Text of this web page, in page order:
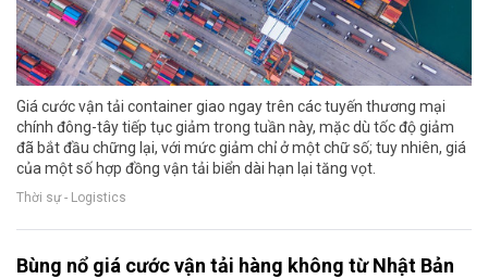
Giá cước vận tải container giao ngay trên các tuyến thương mại
chính đông-tây tiếp tục giảm trong tuần này, mặc dù tốc độ giảm
đã bắt đầu chững lại, với mức giảm chỉ ở một chữ số; tuy nhiên, giá
của một số hợp đồng vận tải biển dài hạn lại tăng vọt.
Thời sự - Logistics
Bùng nổ giá cước vận tải hàng không từ Nhật Bản